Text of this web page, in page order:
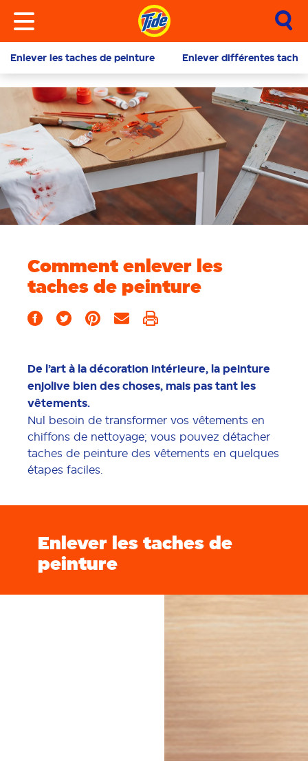
Enlever les taches de peinture Enlever différentes
Comment enlever les
taches de peinture
De l’art à la décoration intérieure, la peinture
enjolive bien des choses, mais pas tant les
vêtements.
Nul besoin de transformer vos vêtements en
chiffons de nettoyage; vous pouvez détacher
taches de peinture des vêtements en quelques
étapes faciles.
Enlever les taches de
peinture